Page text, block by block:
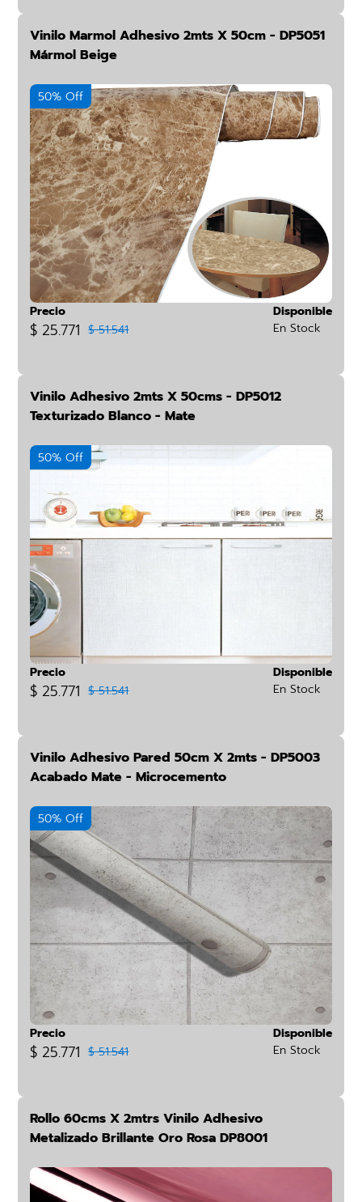
Vinilo Marmol Adhesivo 2mts X 50cm - DP5051
Mármol Beige
50% Off
Precio
$ 25.771 $ 51.541
Disponible
En Stock
Vinilo Adhesivo 2mts X 50cms - DP5012
Texturizado Blanco - Mate
50% Off
Precio
$ 25.771 $ 51.541
Disponible
En Stock
Vinilo Adhesivo Pared 50cm X 2mts - DP5003
Acabado Mate - Microcemento
50% Off
Precio
$ 25.771 $ 51.541
Disponible
En Stock
Rollo 60cms X 2mtrs Vinilo Adhesivo
Metalizado Brillante Oro Rosa DP8001